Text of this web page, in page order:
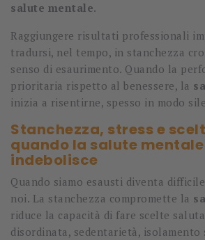
salute mentale.
Raggiungere risultati professionali
tradursi, nel tempo, in stanchezza
senso di esaurimento. Quando la
prioritaria rispetto al benessere, la
inizia a risentirne, spesso in modo
Stanchezza, stress e
quando la salute mentale
indebolisce
Quando siamo esausti diventa
noi. La stanchezza compromette la
riduce la capacità di fare scelte
disordinata, sedentarietà, isolamento